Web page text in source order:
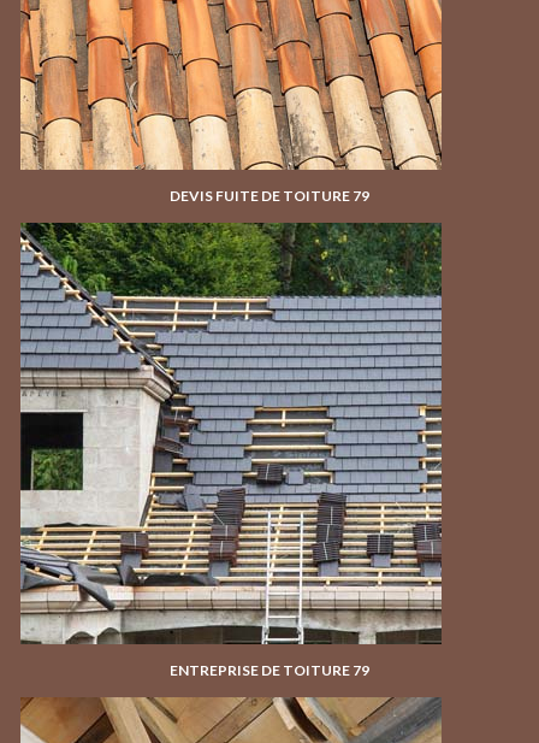
DEVIS FUITE DE TOITURE 79
ENTREPRISE DE TOITURE 79